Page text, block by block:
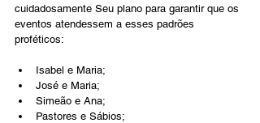
cuidadosamente Seu plano para garantir que os
eventos atendessem a esses padrões
proféticos:
Isabel e Maria;
José e Maria;
Simeão e Ana;
Pastores e Sábios;